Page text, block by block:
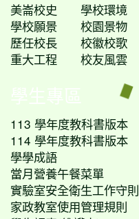
美崙校史
學校環境
學校願景
校園景物
歷任校長
校徽校歌
重大工程
校友風雲
學生專區
113 學年度教科書版本
114 學年度教科書版本
學學成語
當月營養午餐菜單
實驗室安全衛生工作守則
家政教室使用管理規則